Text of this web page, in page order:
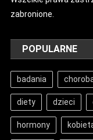
zabronione.
POPULARNE
badania
diety dzieci
hormony